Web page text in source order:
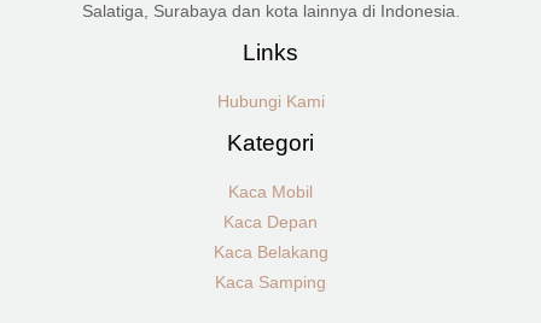
Salatiga, Surabaya dan kota lainnya di Indonesia.
Links
Hubungi Kami
Kategori
Kaca Mobil
Kaca Depan
Kaca Belakang
Kaca Samping